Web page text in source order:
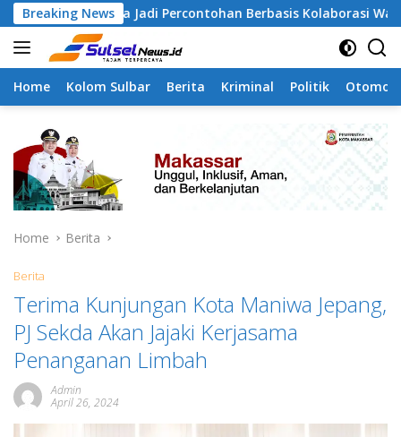
Skip
to
content
Breaking News
Jadi Percontohan Berbasis Kolaborasi Warga
Home Kolom Sulbar Berita Kriminal Politik
Home Berita
Berita
Terima Kunjungan Kota Maniwa Jepang,
PJ Sekda Akan Jajaki Kerjasama
Penanganan Limbah
Admin
April 26, 2024